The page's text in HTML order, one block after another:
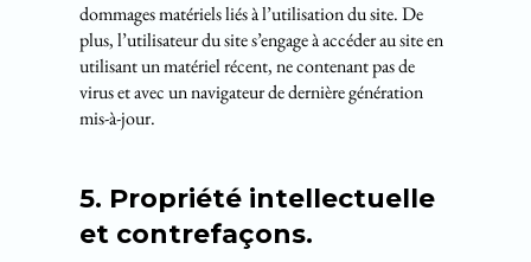
dommages matériels liés à l’utilisation du site. De
plus, l’utilisateur du site s’engage à accéder au site en
utilisant un matériel récent, ne contenant pas de
virus et avec un navigateur de dernière génération
mis-à-jour.
5. Propriété intellectuelle
et contrefaçons.